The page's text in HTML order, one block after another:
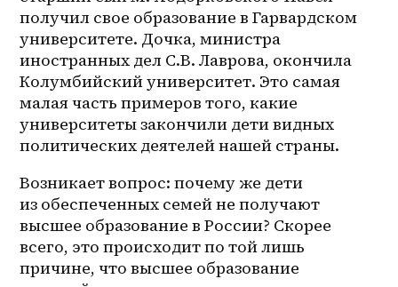
получил свое образование в Гарвардском
университете. Дочка, министра
иностранных дел С.В. Лаврова, окончила
Колумбийский университет. Это самая
малая часть примеров того, какие
университеты закончили дети видных
политических деятелей нашей страны.
Возникает вопрос: почему же дети
из обеспеченных семей не получают
высшее образование в России? Скорее
всего, это происходит по той лишь
причине, что высшее образование